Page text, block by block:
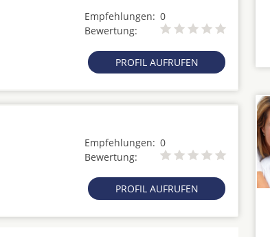
Empfehlungen: 0
Bewertung:
PROFIL AUFRUFEN
Empfehlungen: 0
Bewertung:
PROFIL AUFRUFEN